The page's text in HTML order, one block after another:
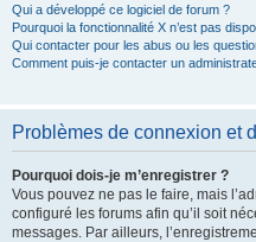
Qui a développé ce logiciel de forum ?
Pourquoi la fonctionnalité X n’est pas
Qui contacter pour les abus ou les
Comment puis-je contacter un
Problèmes de connexion et
Pourquoi dois-je m’enregistrer ?
Vous pouvez ne pas le faire, mais
configuré les forums afin qu’il soit
messages. Par ailleurs,